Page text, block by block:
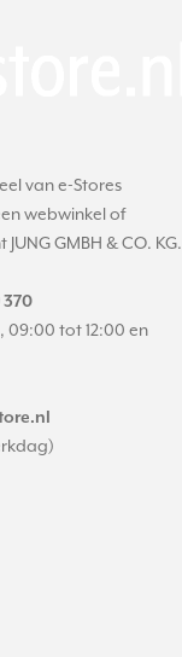
van e-Stores
webwinkel of
GMBH & CO. KG.
370
tot 12:00 en